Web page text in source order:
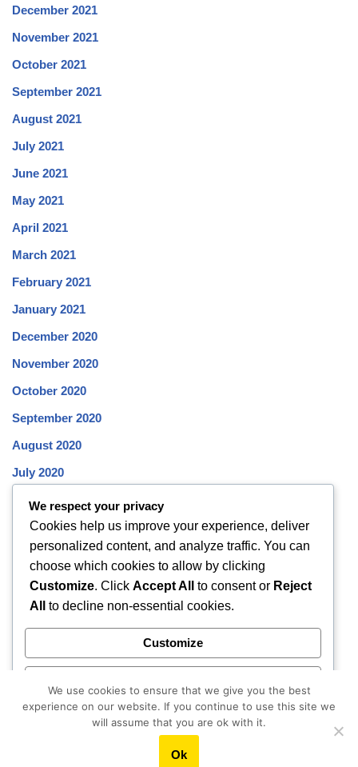
December 2021
November 2021
October 2021
September 2021
August 2021
July 2021
June 2021
May 2021
April 2021
March 2021
February 2021
January 2021
December 2020
November 2020
October 2020
September 2020
August 2020
July 2020
June 2020
May 2020
April 2020
March 2020
February 2020
December 2019
November 2019
October 2019
We respect your privacy
Cookies help us improve your experience, deliver
personalized content, and analyze traffic. You can
choose which cookies to allow by clicking
Customize. Click Accept All to consent or Reject
All
to decline non-essential cookies.
Customize
Accept All
We use cookies to ensure that we give you the best
experience on our website. If you continue to use this site we
will assume that you are ok with it.
Ok